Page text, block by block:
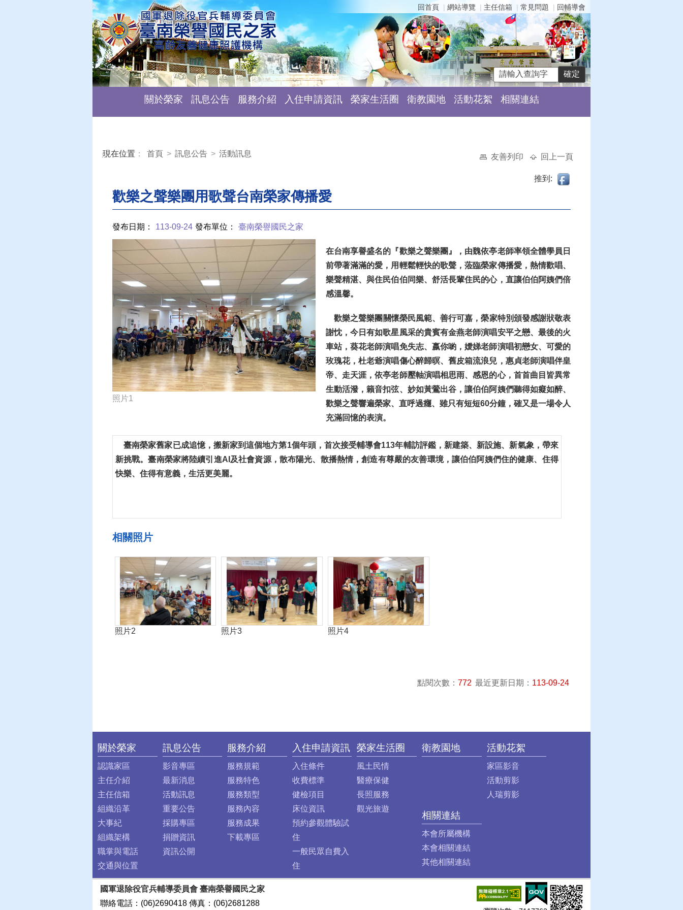
回首頁 網站導覽 主任信箱 常見問題 回輔導會
關於榮家 訊息公告 服務介紹 入住申請資訊 榮家生活圈 衛教園地 活動花絮 相關連結
:::
現在位置 ： 首頁 > 訊息公告 > 活動訊息 友善列印 回上一頁
推到:
歡樂之聲樂團用歌聲台南榮家傳播愛
發布日期： 113-09-24 發布單位： 臺南榮譽國民之家
照片1
在台南享譽盛名的『歡樂之聲樂團』，由魏依亭老師率領全體學員日
前帶著滿滿的愛，用輕鬆輕快的歌聲 ，蒞臨榮家傳播愛， 熱情歡唱、
樂聲精湛、與住民伯伯同樂、舒活長輩住民的心，直讓伯伯阿姨們倍
感溫馨。
歡樂之聲樂團關懷榮民風範、善行可嘉，榮家特別頒發感謝狀敬表
謝忱，今日有如歌星風采的貴賓有金燕老師演唱安平之戀、最後的火
車站，葵花老師演唱免失志、嬴你喲，嬡娣老師演唱初戀女、可愛的
玫瑰花，杜老爺演唱傷心醉歸暝、舊皮箱流浪兒，惠貞老師演唱伴皇
帝、走天涯，依亭老師壓軸演唱相思雨、感恩的心，首首曲目皆異常
生動活潑，籟音扣弦、妙如黃鶯出谷，讓伯伯阿姨們聽得如癡如醉、
歡樂之聲響遍榮家、 直呼過癮、雖只有短短60分鐘，確又是一場令人
充滿回憶的表演。
臺南榮家舊家已成追憶，搬新家到這個地方第1個年頭，首次接受輔導會113年輔訪評鑑，新建築、新設施、新氣象，帶來
新挑戰。臺南榮家將陸續引進AI及社會資源，散布陽光、散播熱情，創造有尊嚴的友善環境，讓伯伯阿姨們住的健康、住得
快樂、住得有意義，生活更美麗。
相關照片
照片2 照片3 照片4
點閱次數：772 最近更新日期： 113-09-24
:::
關於榮家
認識家區
主任介紹
主任信箱
組織沿革
大事紀
組織架構
職掌與電話
交通與位置
訊息公告
影音專區
最新消息
活動訊息
重要公告
採購專區
捐贈資訊
資訊公開
服務介紹
服務規範
服務特色
服務類型
服務內容
服務成果
下載專區
入住申請資訊
入住條件
收費標準
健檢項目
床位資訊
預約參觀體驗試
住
一般民眾自費入
住
榮家生活圈
風土民情
醫療保健
長照服務
觀光旅遊
衛教園地 活動花絮
家區影音
活動剪影
人瑞剪影
相關連結
本會所屬機構
本會相關連結
其他相關連結
國軍退除役官兵輔導委員會 臺南榮譽國民之家
聯絡電話：(06)2690418 傳真：(06)2681288